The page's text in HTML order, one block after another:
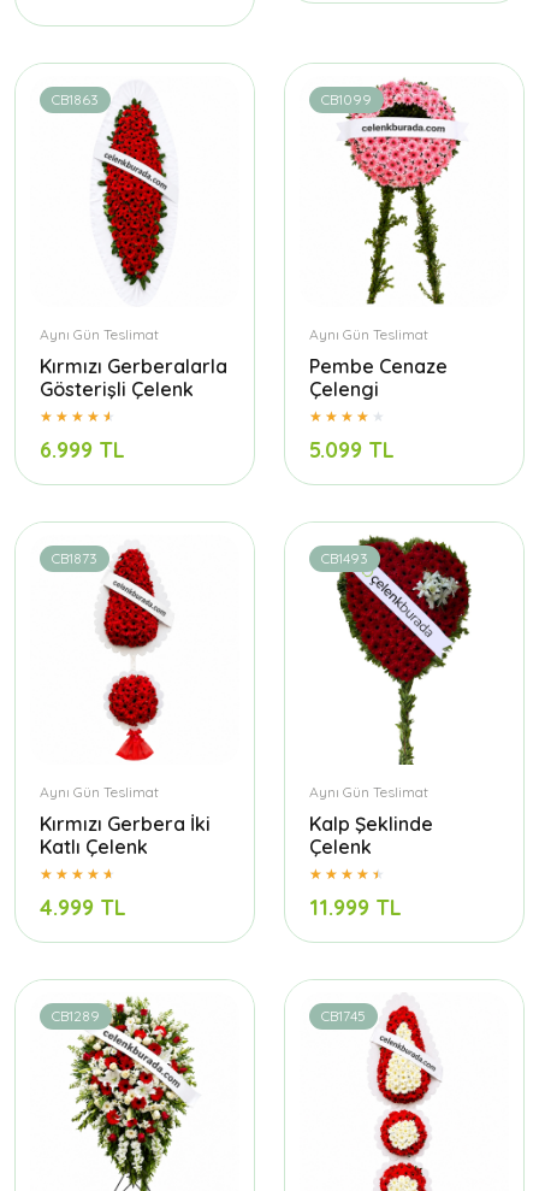
CB1863
Aynı Gün Teslimat
Kırmızı Gerberalarla
Gösterişli Çelenk
6.999 TL
CB1099
Aynı Gün Teslimat
Pembe Cenaze
Çelengi
5.099 TL
CB1873
Aynı Gün Teslimat
Kırmızı Gerbera İki
Katlı Çelenk
4.999 TL
CB1493
Aynı Gün Teslimat
Kalp Şeklinde
Çelenk
11.999 TL
CB1289 CB1745